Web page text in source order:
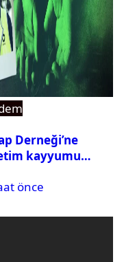
Derneği’ne
kayyumu
önce